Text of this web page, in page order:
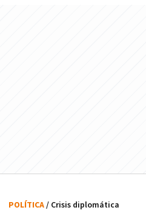
POLÍTICA/ Crisis diplomática